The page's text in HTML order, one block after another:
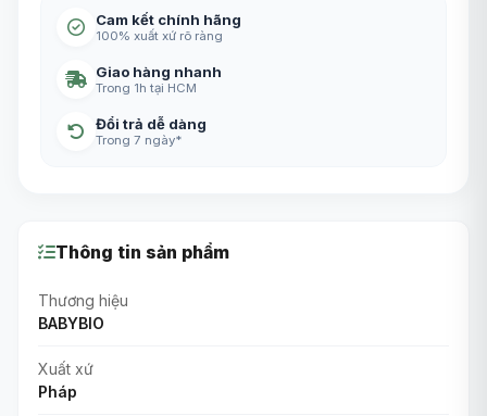
Cam kết chính hãng
100% xuất xứ rõ ràng
Giao hàng nhanh
Trong 1h tại HCM
Đổi trả dễ dàng
Trong 7 ngày*
Thông tin sản phẩm
Thương hiệu
BABYBIO
Xuất xứ
Pháp